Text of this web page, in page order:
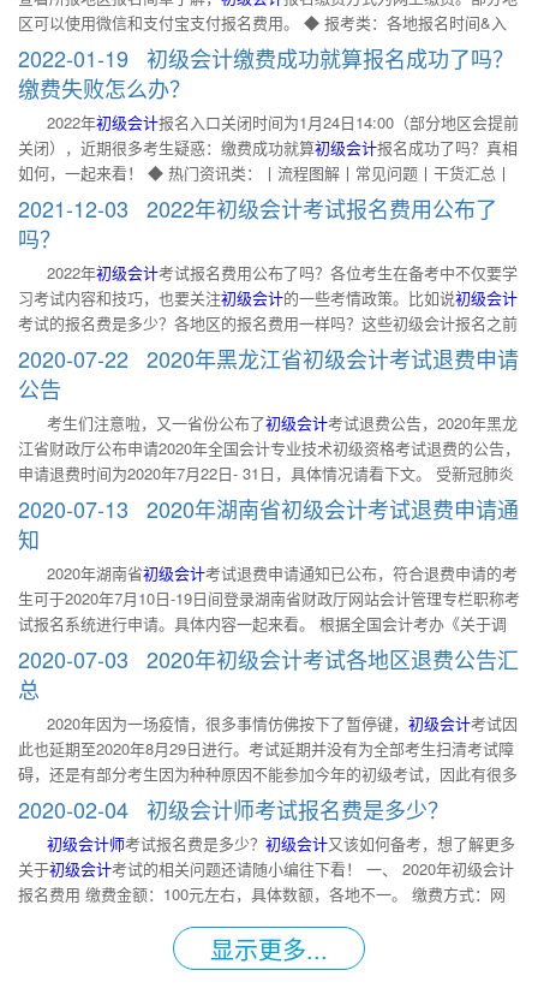
三、初级会计先学哪科比较好？ 初级会计备考时建议两科交叉学习。基
于专业角度，建议考生先学实务，对会计有一定概念和了解后再启动经济
法科目，之后两个科目交叉学习。 说明：因考试政策、内容等不断变化
与调整，提供的以上初级会计师报名费用等信息仅供参考，请
息，并对本人填写信息的真实性负责，一旦缴费成功后，不得修改报名信
息，不得申请退费。已在网上提交报名订单但在缴费截止前未成功缴费
的，视同放弃考试报名。 二、初级会计可以使用旧教材吗？ 初级会计考
试备考 使用旧版教材、旧辅导资料。考试是基于教材和考试大纲进行命
题的，教材的知识结构与其他考试资料相比更为完善。因此考试教材非常
重要。虽然教材每年都会进行修订，但有许多基础章节是不变的。目前
2024年的教材暂未上市，考生们可以使用2023年教材及辅导课程先复
习，为以后的备考打下牢固的基础，培养良好的学习习惯。但需要注意的
是
区可以使用微信和支付宝支付报名费用。 ◆ 报考类：各地报名时间&入
口汇总丨常见问题丨报名流程丨信息采集丨各地政策查询 ◆ 备考类：考
试大纲丨学习计划丨免费试听丨教材变化丨书课包 一、初级会计师 报名
费用全国统一吗？ 初级会计考试的报名费用并不是全国统一的，2023年
初级会计师报名费用一般都在90-160元之间浮动。各位考生可以参考报考
地区的报名简章。 二、2023年初级会计报名费怎么支付？ 各位考生可以
参考报考地区的报名简章，初级会计报名缴费方式为网上缴费。部分地区
可以使用微信和支付宝支付报名费用。 三、初级会计备考如何提高效
率？ 1.基础较为薄弱的考生要以巩固为主。学会将有限的时间用在刀刃
上。 2.坚持整理备考中的错题。通过整理的错题集分析自己错题的原因，
犯过一次的错误尽量不要再犯，这样才能有实质性的进步。 3.反复模拟初
级考试状态，严格按照考试时长完成考试演练，进行自我摸底测试并找出
不足提高速度。 4.练习适应答题环境。做题时遇到不确定的选项不要气
馁，可以对比选
2022-01-19 初级会计缴费成功就算报名成功了吗？
缴费失败怎么办？
2022年初级会计报名入口关闭时间为1月24日14:00（部分地区会提前
关闭），近期很多考生疑惑：缴费成功就算初级会计报名成功了吗？真相
如何，一起来看！ ◆ 热门资讯类：丨流程图解丨常见问题丨干货汇总丨
新课试听丨轻一试读丨豪华书课包丨 【一】初级会计报名缴费成功就等
于报名成功吗？ 缴费是报名的重要环节，未在规定时间内完成缴费的，
视为放弃报名。 但缴费成功，不完全等于报名成功。建议考生支付成功
后，凭“报名注册号”和“登录密码”重新登录初级会计网报系统检查自己的
报名状态，得到“报名已确认”、“报名成功”等信息，方为报名成功。
【二】初级会计报名缴费失败是怎么回事？ ① 未通过审核 部分地区（如
重庆），考生应通过资格审核后在网上进行缴费，如未通过报名资格审
核，则可能出现无法正常缴纳初级会计报名费用的情况。 ② 未进行信息
采集 2022考季，多个地区要求考生报名前，需先完成会计信息采集，如
未按规定填报相关信息，可能会影响到后续的报名和缴费。 ③ 网络传输
问题 一般来说，报名第一天和报名结束前两天是初级会计报名的高峰
期，网络可能会比较拥堵。 如考生银行卡扣款成功，但报名系统中的仍
显示“未支付”或
2021-12-03 2022年初级会计考试报名费用公布了
吗？
2022年初级会计考试报名费用公布了吗？各位考生在备考中不仅要学
习考试内容和技巧，也要关注初级会计的一些考情政策。比如说初级会计
考试的报名费是多少？各地区的报名费用一样吗？这些初级会计报名之前
的考情政策也要及时了解哦。 一、2022年初级会计考试报名费用公布了
吗？ 2022年初级会计报名简章虽然已经发布，但并未规定初级会计考试
的报名费用。因为初级会计报名费用并不是全国统一的，各地区都有属于
自己的缴费标准。具体的2022年初级会计报名费用要根据各地区的通知为
准。 二、初级会计报名注意事项 初级会计考试实行属地管理，报考前一
定要认真阅读当地的报名要求，准备好相关材料（比如身份证、报名照片
等），以便能够顺利的完成报名。如果报名中有疑惑，或是遇到了问题，
也要及时向管理部门咨询，寻求解决的办法。 三、缴费注意事项有哪
些？ 1.缴费前：不少地区的报名简章中说明：“缴费完成后，报考信息、
照片将无法修改。”因此大家在缴费前一定要仔细确认信息填报是否有
误。 2.缴费时：初级会计考试缴费时不排除缴费系统出现拥堵、网页打不
开的情形。建议选择网络畅通且安全的环境使用IE浏览器进行缴费操作。
3.缴费后：考生在
2020-07-22 2020年黑龙江省初级会计考试退费申请
公告
考生们注意啦，又一省份公布了初级会计考试退费公告，2020年黑龙
江省财政厅公布申请2020年全国会计专业技术初级资格考试退费的公告，
申请退费时间为2020年7月22日- 31日，具体情况请看下文。 受新冠肺炎
疫情影响，全国会计考办发布了《关于调整2020年度全国会计专业技术资
格考试考务日程安排及有关事项的通知》（会考〔2020〕5号），2020年
度全国会计专业技术初级资格考试时间调整至2020年8月29日进行。考虑
到部分考生因考试时间变更无法参加初级资格考试的实际情况，经研究，
我省对上述情况考生退还考试报名费，具体事项通知如下: 一、 申请退费
对象：在黑龙江省报名参加2020年全国会计专业技术初级资格考试并缴费
成功，但无法参加初级资格考试的考生。 二、 受理申请退费时间：2020
年7月22日- 31日期间的工作日（9:00-11:30，14:00-16:30）。 三、 受理
申请退费地点：考生到所报名考点的市地级会计考试管理机构办理。省直
考点考生到会计服务大厅办理。 四、 申请退费办理流程： 1. 申请退费的
考生填写《黑龙江省2020年会计专业初级资格考试退费申请表》(附件1)
并打印，考
2020-07-13 2020年湖南省初级会计考试退费申请通
知
2020年湖南省初级会计考试退费申请通知已公布，符合退费申请的考
生可于2020年7月10日-19日间登录湖南省财政厅网站会计管理专栏职称考
试报名系统进行申请。具体内容一起来看。 根据全国会计考办《关于调
整2020年度全国会计专业技术资格考试考务日程安排及有关事项的通知》
（会考〔2020〕5号），2020年度全国会计专业技术初级资格考试调整至
2020年8月29日-9月4日、9月9日-10日举行。 为维护考生权益，降低新冠
肺炎疫情不利影响，尽可能为考生参考提供方便，经我办研究决定：
一、 无法在我省参加初级资格考试的考生可以申请退费或者延期参加
2021年度考试（预计于2021年5月举行）。 二、 考试时常驻地在省内发
生了变动的考生可申请更改考试地点（即若常驻地从我省甲市变动到乙市
的，可将考试地由原甲市改为乙市，在乙市参加考试）。 三、 有关操作
流程 1. 退费操作流程 （1）请申请退费的考生于2020年7月10日-19日间
登录湖南省财政厅网站会计管理专栏职称考试报名系统
（http://220.168.30.74/hncj/statics/accApply/index.html，仅支持电脑端
2020-07-03 2020年初级会计考试各地区退费公告汇
总
2020年因为一场疫情，很多事情仿佛按下了暂停键， 初级会计考试因
此也延期至2020年8月29日进行。考试延期并没有为全部考生扫清考试障
碍，还是有部分考生因为种种原因不能参加今年的初级考试，因此有很多
地区发布了 初级会计考试退费公告，对已报名但无法参加2020年度初级资
格考试的考生，实行退还考试报名费的政策。小编为大家汇总
试各地区退费公告，方便大家查看。2020年一站式方案，三班合一，通关
无忧>>> 2020年初级会计考试各地区退费公告汇总 地区 退费时间 退费
公告 北京 暂未公告 暂未公告 天津 暂未公告 暂未公告 河北 暂未公告 暂
未公告 辽宁 暂未公告 暂未公告 吉林 暂未公告 暂未公告 黑龙江 暂未公
告 暂未公告 上海 暂未公告 暂未公告 江苏 暂未公告 暂未公告 浙江 2020
年7月6日10:00-7月16日17:00 退费公告 安徽 暂未公告 暂未公告 福建 暂
2020-02-04 初级会计师考试报名费是多少？
初级会计师考试报名费是多少？ 初级会计又该如何备考，想了解更多
关于初级会计考试的相关问题还请随小编往下看！ 一、 2020年初级会计
报名费用 缴费金额：100元左右，具体数额，各地不一。 缴费方式：网
好个人信息，确认无误再缴纳相关费用，缴费后考生应及时检查自己的报
名状态是否正确。 二、如何备考初级会计考试更高效？ 1.重视基础知识
显示更多...